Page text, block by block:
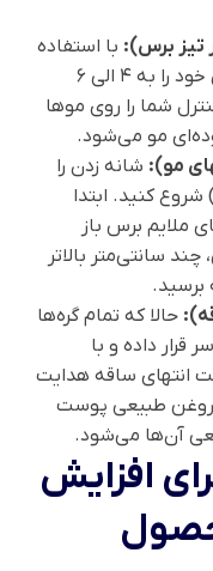
تیز برس): با استفاده
از نوک تیز بخش انتهایی برس، موهای خود را به ۴ الی ۶
شما را روی موها
مو می‌شود.
مو): شانه زدن را
کنید. ابتدا
ملایم برس باز
سانتی‌متر بالاتر
برسید.
حالا که تمام گره‌ها
قرار داده و با
انتهای ساقه هدایت
طبیعی پوست
آن‌ها می‌شود.
افزایش